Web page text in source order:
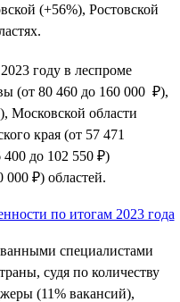
(+56%), Ростовской
году в леспроме
(от 80 460 до 160 000 ₽),
Московской области
края (от 57 471
400 до 102 550 ₽)
₽) областей.
специалистами
судя по количеству
(11% вакансий),